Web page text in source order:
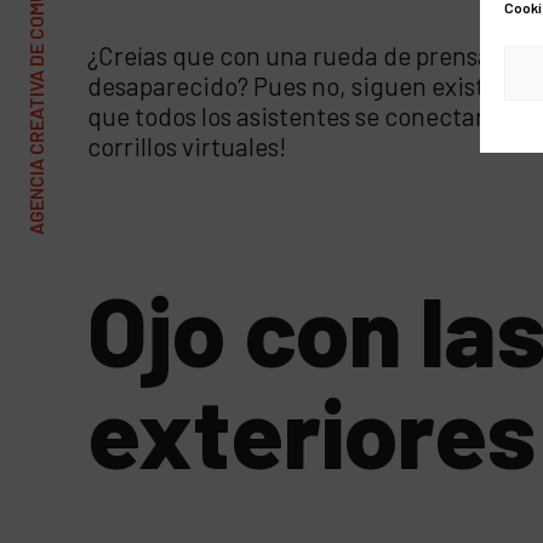
¿Creías que con una rueda de prensa
desaparecido? Pues no, siguen
que todos los asistentes se conectan a la
corrillos virtuales!
Ojo con
exteriores